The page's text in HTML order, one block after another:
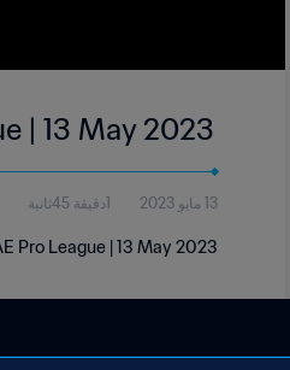
| 13 May 2023
13 مايو 2023 1دقيقة 45ثانية
Pro League | 13 May 2023